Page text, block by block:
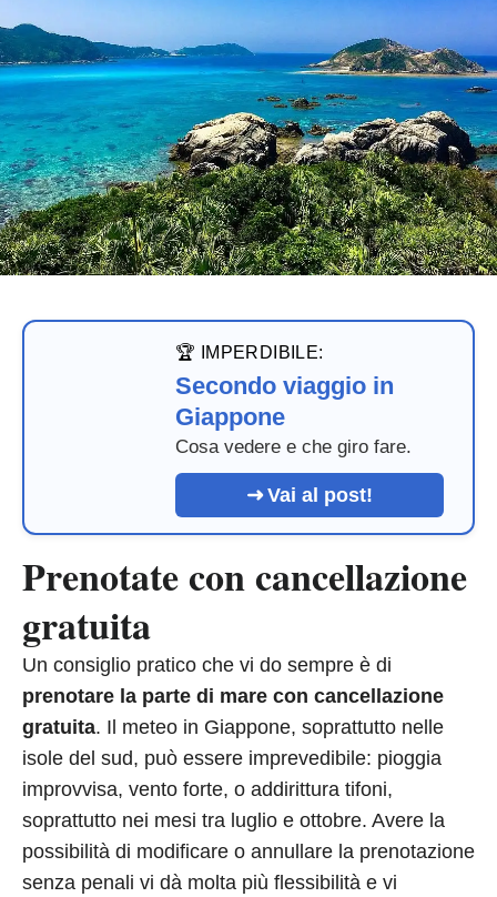
🏆 IMPERDIBILE:
Secondo viaggio in
Giappone
Cosa vedere e che giro fare.
Vai al post!
Prenotate con cancellazione
gratuita
Un consiglio pratico che vi do sempre è di
prenotare la parte di mare con cancellazione
gratuita. Il meteo in Giappone, soprattutto nelle
isole del sud, può essere imprevedibile: pioggia
improvvisa, vento forte, o addirittura tifoni,
soprattutto nei mesi tra luglio e ottobre. Avere la
possibilità di modificare o annullare la prenotazione
senza penali vi dà molta più flessibilità e vi